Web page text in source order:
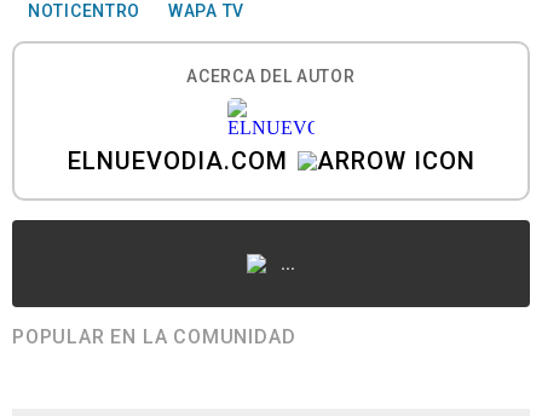
NOTICENTRO WAPA TV
ACERCA DEL AUTOR
ELNUEVODIA.COM
...
POPULAR EN LA COMUNIDAD